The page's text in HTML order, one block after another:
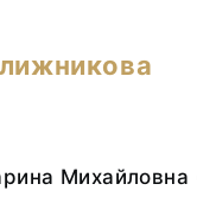
Михайловна